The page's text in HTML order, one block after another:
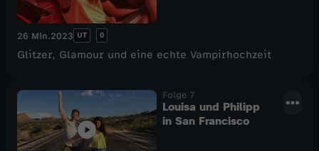
26 Min.2023 UT 0
Glitzer, Glamour und eine echte Vampirhochzeit
Folge 7
Louisa und Philipp
in San Francisco